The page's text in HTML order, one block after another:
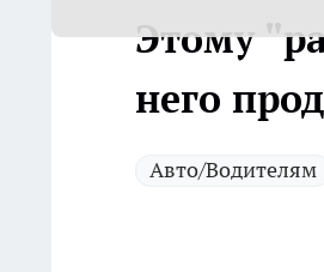
Этому
него
Авто/Водителям